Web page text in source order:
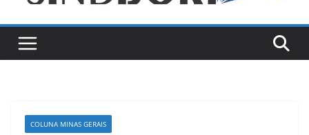
COLUNA MINAS GERAIS